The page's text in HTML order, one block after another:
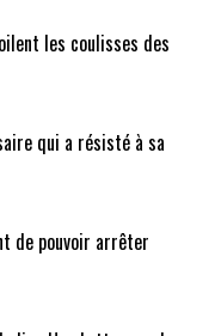
les coulisses des
qui a résisté à sa
de pouvoir arrêter